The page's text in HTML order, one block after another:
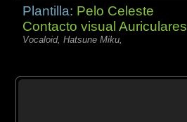
Plantilla: Pelo Celeste
Contacto visual Auriculares
Vocaloid, Hatsune Miku,